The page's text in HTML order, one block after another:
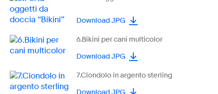
Download JPG
6.Bikini per cani multicolor
Download JPG
7.Ciondolo in argento sterling
Download JPG